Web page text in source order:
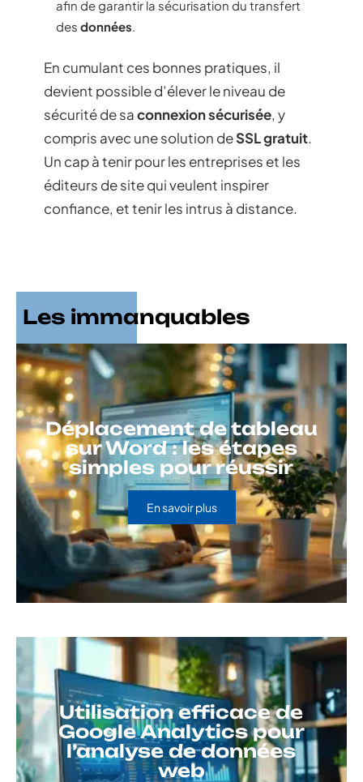
afin de garantir la sécurisation du transfert
des données.
En cumulant ces bonnes pratiques, il
devient possible d’élever le niveau de
sécurité de saconnexion sécurisée, y
compris avec une solution deSSL gratuit.
Un cap à tenir pour les entreprises et les
éditeurs de site qui veulent inspirer
confiance, et tenir les intrus à distance.
Les immanquables
Déplacement de tableau
sur Word : les étapes
simples pour réussir
En savoir plus
Utilisation efficace de
Google Analytics pour
l’analyse de données
web